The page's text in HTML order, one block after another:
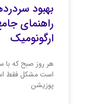
بهبود
راهنمای
ارگونومیک
هر روز صبح که با
است مشکل فقط
پوزیشن